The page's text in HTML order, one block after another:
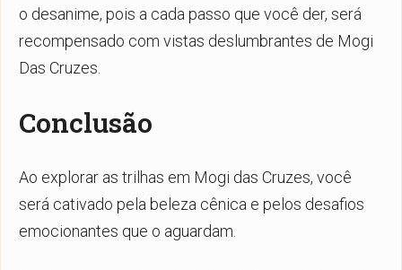
o desanime, pois a cada passo que você der, será
recompensado com vistas deslumbrantes de Mogi
Das Cruzes.
Conclusão
Ao explorar as trilhas em Mogi das Cruzes, você
será cativado pela beleza cênica e pelos desafios
emocionantes que o aguardam.